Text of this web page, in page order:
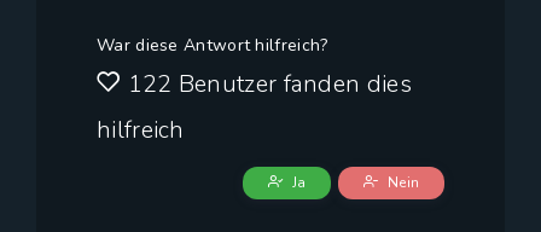
War diese Antwort hilfreich?
122 Benutzer fanden dies
hilfreich
Ja Nein